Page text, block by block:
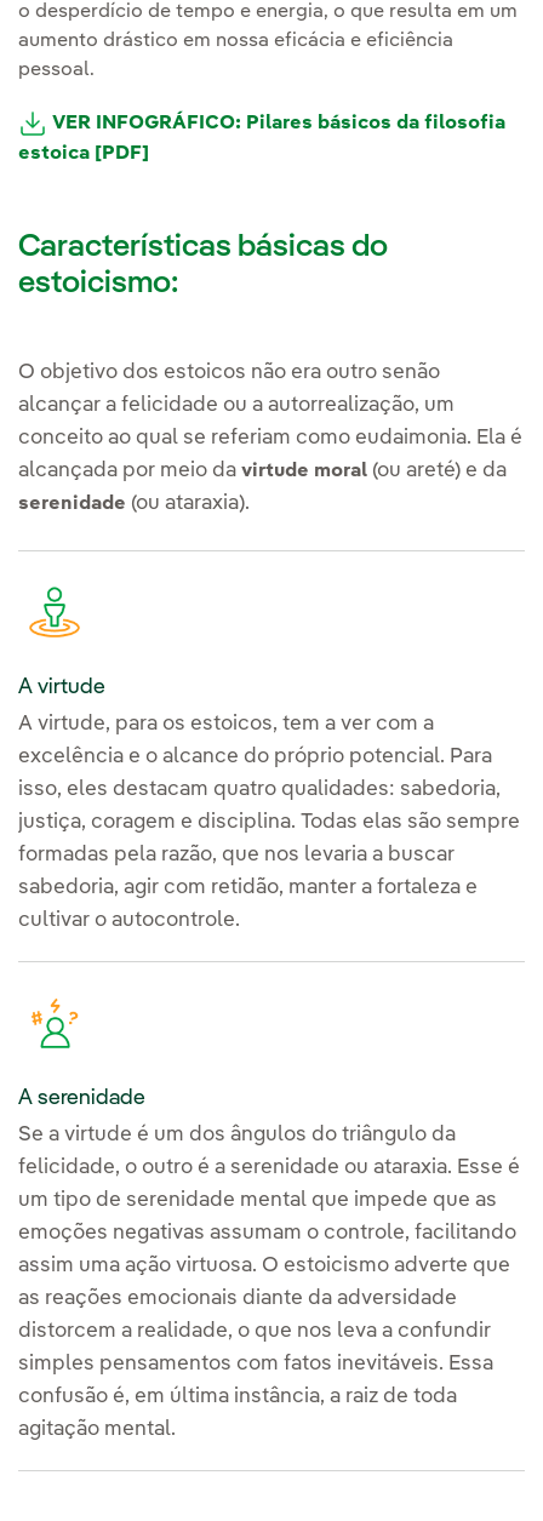
o desperdício de tempo e energia, o que resulta em um
aumento drástico em nossa eficácia e eficiência
pessoal.
VER INFOGRÁFICO: Pilares básicos da filosofia
estoica [PDF]
Características básicas do
estoicismo:
O objetivo dos estoicos não era outro senão
alcançar a felicidade ou a autorrealização, um
conceito ao qual se referiam como eudaimonia. Ela é
alcançada por meio da virtude moral (ou areté) e da
serenidade (ou ataraxia).
A virtude
A virtude, para os estoicos, tem a ver com a
excelência e o alcance do próprio potencial. Para
isso, eles destacam quatro qualidades: sabedoria,
justiça, coragem e disciplina. Todas elas são sempre
formadas pela razão, que nos levaria a buscar
sabedoria, agir com retidão, manter a fortaleza e
cultivar o autocontrole.
A serenidade
Se a virtude é um dos ângulos do triângulo da
felicidade, o outro é a serenidade ou ataraxia. Esse é
um tipo de serenidade mental que impede que as
emoções negativas assumam o controle, facilitando
assim uma ação virtuosa. O estoicismo adverte que
as reações emocionais diante da adversidade
distorcem a realidade, o que nos leva a confundir
simples pensamentos com fatos inevitáveis. Essa
confusão é, em última instância, a raiz de toda
agitação mental.